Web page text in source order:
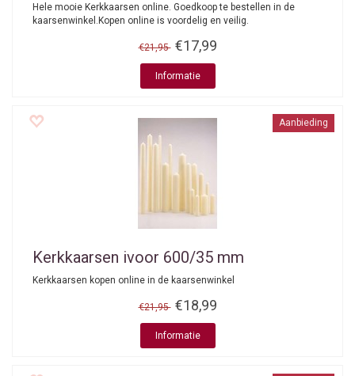
Hele mooie Kerkkaarsen online. Goedkoop te bestellen in de
kaarsenwinkel.Kopen online is voordelig en veilig.
€21,95 €17,99
Informatie
Aanbieding
Kerkkaarsen ivoor 600/35 mm
Kerkkaarsen kopen online in de kaarsenwinkel
€21,95 €18,99
Informatie